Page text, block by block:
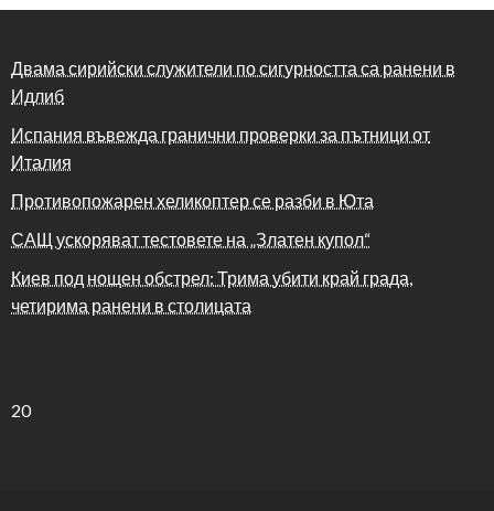
Двама сирийски служители по сигурността са ранени в
Идлиб
Испания въвежда гранични проверки за пътници от
Италия
Противопожарен хеликоптер се разби в Юта
САЩ ускоряват тестовете на „Златен купол“
Киев под нощен обстрел: Трима убити край града,
четирима ранени в столицата
20